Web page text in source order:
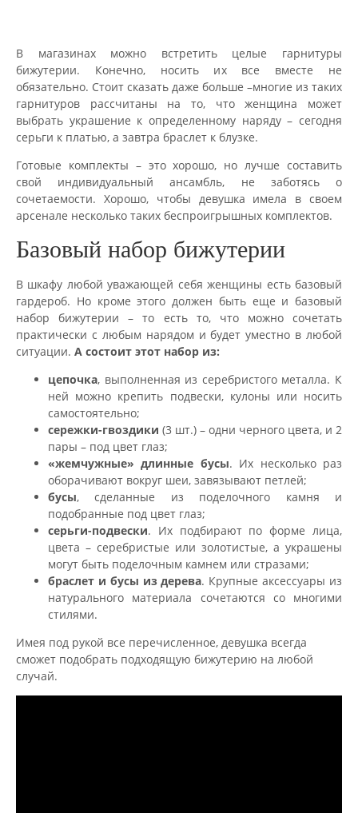
В магазинах можно встретить целые гарнитуры
бижутерии. Конечно, носить их все вместе не
обязательно. Стоит сказать даже больше –многие из таких
гарнитуров рассчитаны на то, что женщина может
выбрать украшение к определенному наряду – сегодня
серьги к платью, а завтра браслет к блузке.
Готовые комплекты – это хорошо, но лучше составить
свой индивидуальный ансамбль, не заботясь о
сочетаемости. Хорошо, чтобы девушка имела в своем
арсенале несколько таких беспроигрышных комплектов.
Базовый набор бижутерии
В шкафу любой уважающей себя женщины есть базовый
гардероб. Но кроме этого должен быть еще и базовый
набор бижутерии – то есть то, что можно сочетать
практически с любым нарядом и будет уместно в любой
ситуации. А состоит этот набор из:
цепочка, выполненная из серебристого металла. К
ней можно крепить подвески, кулоны или носить
самостоятельно;
сережки-гвоздики (3 шт.) – одни черного цвета, и 2
пары – под цвет глаз;
«жемчужные» длинные бусы. Их несколько раз
оборачивают вокруг шеи, завязывают петлей;
бусы, сделанные из поделочного камня и
подобранные под цвет глаз;
серьги-подвески. Их подбирают по форме лица,
цвета – серебристые или золотистые, а украшены
могут быть поделочным камнем или стразами;
браслет и бусы из дерева. Крупные аксессуары из
натурального материала сочетаются со многими
стилями.
Имея под рукой все перечисленное, девушка всегда
сможет подобрать подходящую бижутерию на любой
случай.